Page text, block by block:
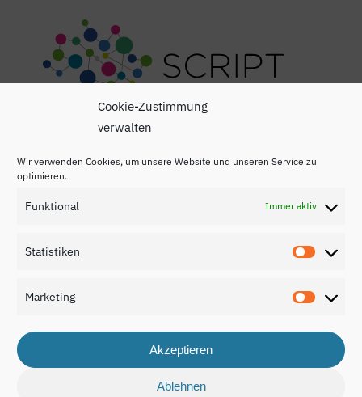
Cookie-Zustimmung
verwalten
Wir verwenden Cookies, um unsere Website und unseren Service zu
optimieren.
Funktional Immer aktiv
Statistiken
Marketing
Akzeptieren
Ablehnen
Impressum
Kontakt